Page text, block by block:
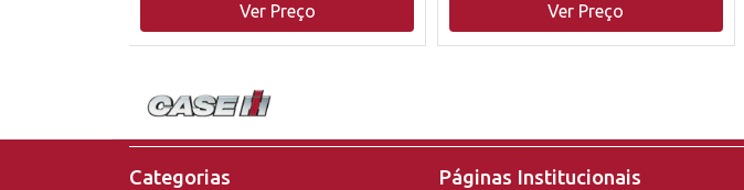
Ver Preço Ver Preço
Categorias Páginas Institucionais